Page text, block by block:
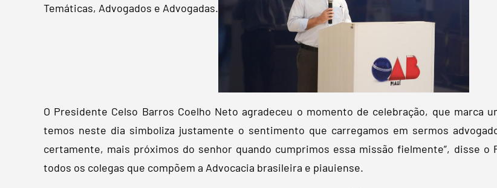
Temáticas, Advogados e Advogadas.
O Presidente Celso Barros Coelho Neto agradeceu o momento de celebração, que marca
temos neste dia simboliza justamente o sentimento que carregamos em sermos
certamente, mais próximos do senhor quando cumprimos essa missão fielmente”, disse
todos os colegas que compõem a Advocacia brasileira e piauiense.